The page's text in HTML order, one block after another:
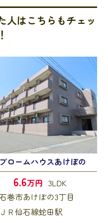
人はこちらもチェッ
ブロームハウスあけぼの
6.6万円 3LDK
巻市あけぼの3丁目
ＪＲ仙石線蛇田駅